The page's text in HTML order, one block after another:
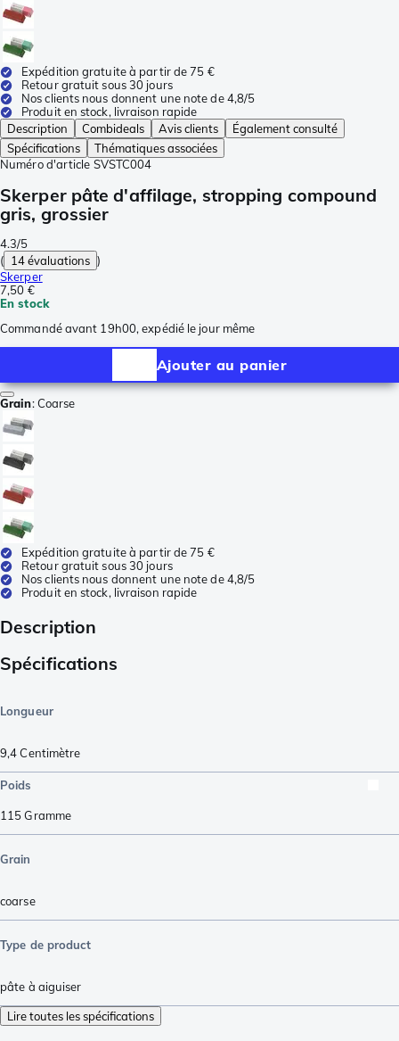
Expédition gratuite à partir de 75 €
Retour gratuit sous 30 jours
Nos clients nous donnent une note de 4,8/5
Produit en stock, livraison rapide
Description
Combideals Avis clients
Également consulté
Spécifications
Thématiques associées
Numéro d'article SVSTC004
Skerper pâte d'affilage, stropping compound
gris, grossier
4.3/5
( 14 évaluations )
Skerper
7,50 €
En stock
Commandé avant 19h00, expédié le jour même
Ajouter au panier
Grain:Coarse
Expédition gratuite à partir de 75 €
Retour gratuit sous 30 jours
Nos clients nous donnent une note de 4,8/5
Produit en stock, livraison rapide
Description
Spécifications
Longueur
9,4Centimètre
Poids
115Gramme
Grain
coarse
Type de product
pâte à aiguiser
Lire toutes les spécifications